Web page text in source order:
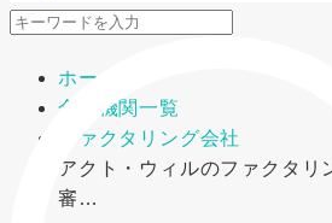
ホーム
金融機関一覧
ファクタリング会社
アクト・ウィルのファクタリ
審…